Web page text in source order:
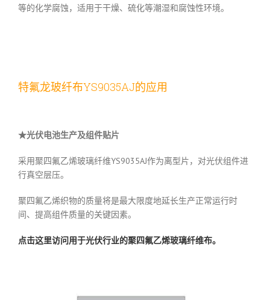
等的化学腐蚀，适用于干燥、硫化等潮湿和腐蚀性环境。
特氟龙玻纤布YS9035AJ的应用
★光伏电池生产及组件贴片
采用聚四氟乙烯玻璃纤维YS9035AJ作为离型片，对光伏组件进
行真空层压。
聚四氟乙烯织物的质量将是最大限度地延长生产正常运行时
间、提高组件质量的关键因素。
点击这里访问用于光伏行业的聚四氟乙烯玻璃纤维布。